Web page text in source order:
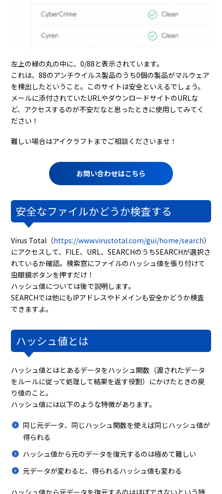
左上の緑の丸の中に、0/88と表示されています。
これは、88のアンチウイルス製品のうち0個の製品がマルウェア
を検出したということ。このサイトは安全といえるでしょう。
メールに添付されていたURLやダウンロードサイトのURLな
ど、アクセスするのが不安だなと思ったときに使用してみてく
ださい！
難しい場合はアイクラフトまでご相談くださいませ！
お問い合わせはこちら
安全なファイルかどうか検査する
Virus Total（https://www.virustotal.com/gui/home/search）
にアクセスして、FILE、URL、SEARCHのうちSEARCHが選択さ
れているか確認。検索窓にファイルのハッシュ値を張り付けて
虫眼鏡ボタンを押すだけ！
ハッシュ値については後で説明します。
SEARCHでは他にもIPアドレスやドメインも安全かどうか検査
できますよ。
ハッシュ値とは
ハッシュ値とはとあるデータをハッシュ関数（渡されたデータ
をルールに従って処理して結果を返す役割）にかけたときの戻
り値のこと。
ハッシュ値には以下のような特徴があります。
同じ元データ、同じハッシュ関数を使えば同じハッシュ値が
得られる
ハッシュ値から元のデータを復元するのは極めて難しい
元データが変わると、得られるハッシュ値も変わる
ハッシュ値から元データを復元するのはほぼできないという特